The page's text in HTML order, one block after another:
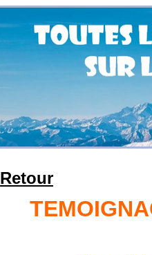
Retour